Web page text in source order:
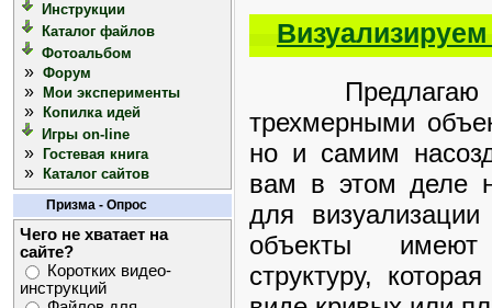
Инструкции
Каталог файлов
Фотоальбом
» Форум
» Мои эксперименты
»
Копилка идей
Игры on-line
» Гостевая книга
» Каталог сайтов
Призма - Опрос
Чего не хватает на
сайте?
Коротких видео-
инструкций
Предлагаю
трехмерными
но и самим
вам в этом деле
для
объекты имеют
структуру,